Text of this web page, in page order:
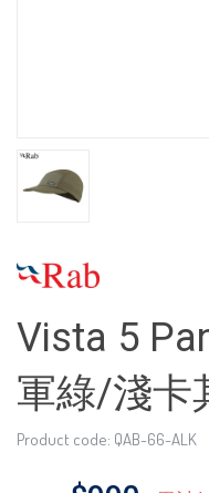
Vista 5
軍綠/淺卡
Product code: QAB-66-ALK